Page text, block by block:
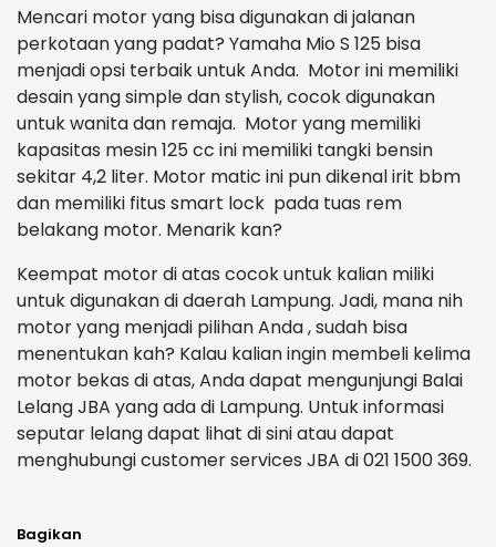
Mencari motor yang bisa digunakan di jalanan
perkotaan yang padat? Yamaha Mio S 125 bisa
menjadi opsi terbaik untuk Anda. Motor ini memiliki
desain yang simple dan stylish, cocok digunakan
untuk wanita dan remaja. Motor yang memiliki
kapasitas mesin 125 cc ini memiliki tangki bensin
sekitar 4,2 liter. Motor matic ini pun dikenal irit bbm
dan memiliki fitus smart lock pada tuas rem
belakang motor. Menarik kan?
Keempat motor di atas cocok untuk kalian miliki
untuk digunakan di daerah Lampung. Jadi, mana nih
motor yang menjadi pilihan Anda , sudah bisa
menentukan kah? Kalau kalian ingin membeli kelima
motor bekas di atas, Anda dapat mengunjungi Balai
Lelang JBA yang ada di Lampung. Untuk informasi
seputar lelang dapat lihat di sini atau dapat
menghubungi customer services JBA di 021 1500 369.
Bagikan